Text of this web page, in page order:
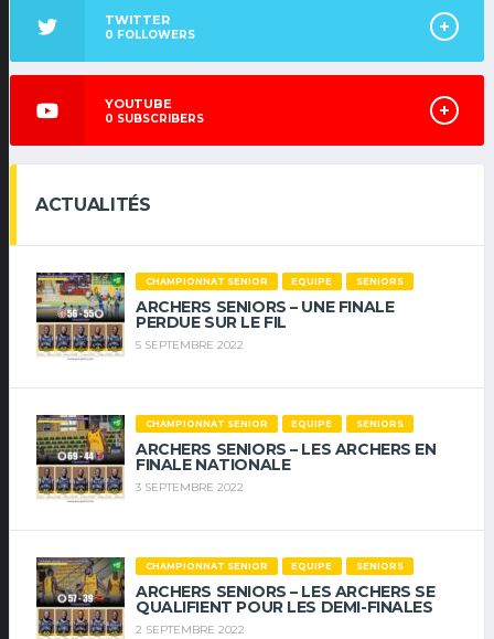
TWITTER
0 FOLLOWERS
YOUTUBE
0 SUBSCRIBERS
ACTUALITÉS
CHAMPIONNAT SENIOR EQUIPE SENIORS
ARCHERS SENIORS – UNE FINALE
PERDUE SUR LE FIL
5 SEPTEMBRE 2022
CHAMPIONNAT SENIOR EQUIPE SENIORS
ARCHERS SENIORS – LES ARCHERS EN
FINALE NATIONALE
3 SEPTEMBRE 2022
CHAMPIONNAT SENIOR EQUIPE SENIORS
ARCHERS SENIORS – LES ARCHERS SE
QUALIFIENT POUR LES DEMI-FINALES
2 SEPTEMBRE 2022